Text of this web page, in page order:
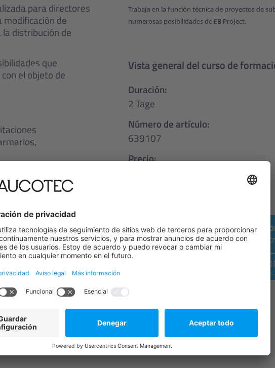
para directores
de
distribución de
que
el objeto de
de esquema
listas de materiales,
Sheet)
Trabaja en la función técnica de proyectos de
numerosas posibilidades de EB Project.
Vista general del curso de
Duración:
2 Tage
Número de artículo:
639107
Precio:
¿Desea una sesión individual de
(Por ejemplo, en otro idioma, en